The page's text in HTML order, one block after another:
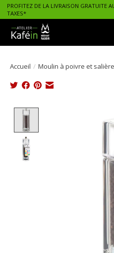
PROFITEZ DE LA LIVRAISON GRATUITE
TAXES*
Accueil / Moulin à poivre et
Product image